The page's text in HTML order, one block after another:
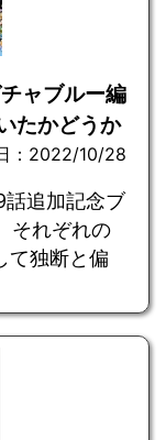
ャブルー編
たかどうか
：2022/10/28
話追加記念ブ
それぞれの
て独断と偏